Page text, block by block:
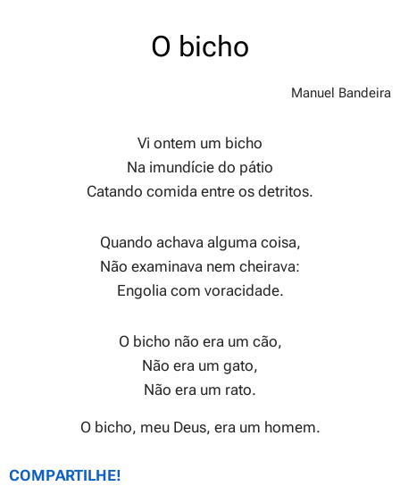
O bicho
Manuel Bandeira
Vi ontem um bicho
Na imundície do pátio
Catando comida entre os detritos.
Quando achava alguma coisa,
Não examinava nem cheirava:
Engolia com voracidade.
O bicho não era um cão,
Não era um gato,
Não era um rato.
O bicho, meu Deus, era um homem.
COMPARTILHE!